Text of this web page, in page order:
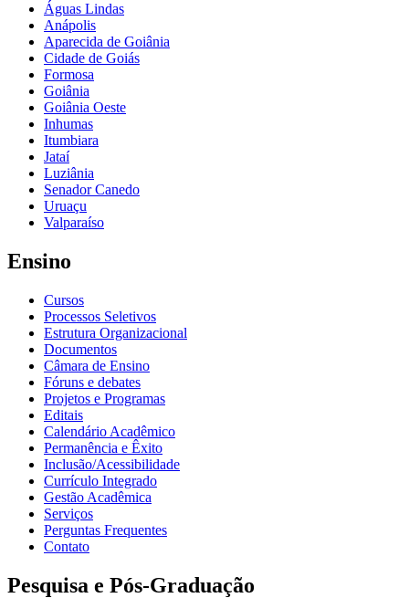
Águas Lindas
Anápolis
Aparecida de Goiânia
Cidade de Goiás
Formosa
Goiânia
Goiânia Oeste
Inhumas
Itumbiara
Jataí
Luziânia
Senador Canedo
Uruaçu
Valparaíso
Ensino
Cursos
Processos Seletivos
Estrutura Organizacional
Documentos
Câmara de Ensino
Fóruns e debates
Projetos e Programas
Editais
Calendário Acadêmico
Permanência e Êxito
Inclusão/Acessibilidade
Currículo Integrado
Gestão Acadêmica
Serviços
Perguntas Frequentes
Contato
Pesquisa e Pós-Graduação